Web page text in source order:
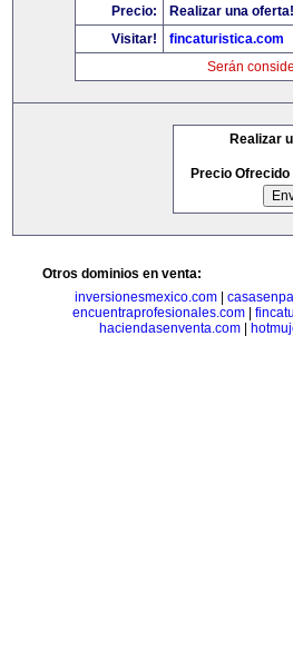
Precio:
Realizar una oferta!
Visitar!
fincaturistica.com
Serán
Realizar
Precio Ofrecido
Otros dominios en venta:
inversionesmexico.com
encuentraprofesionales.com
haciendasenventa.com|